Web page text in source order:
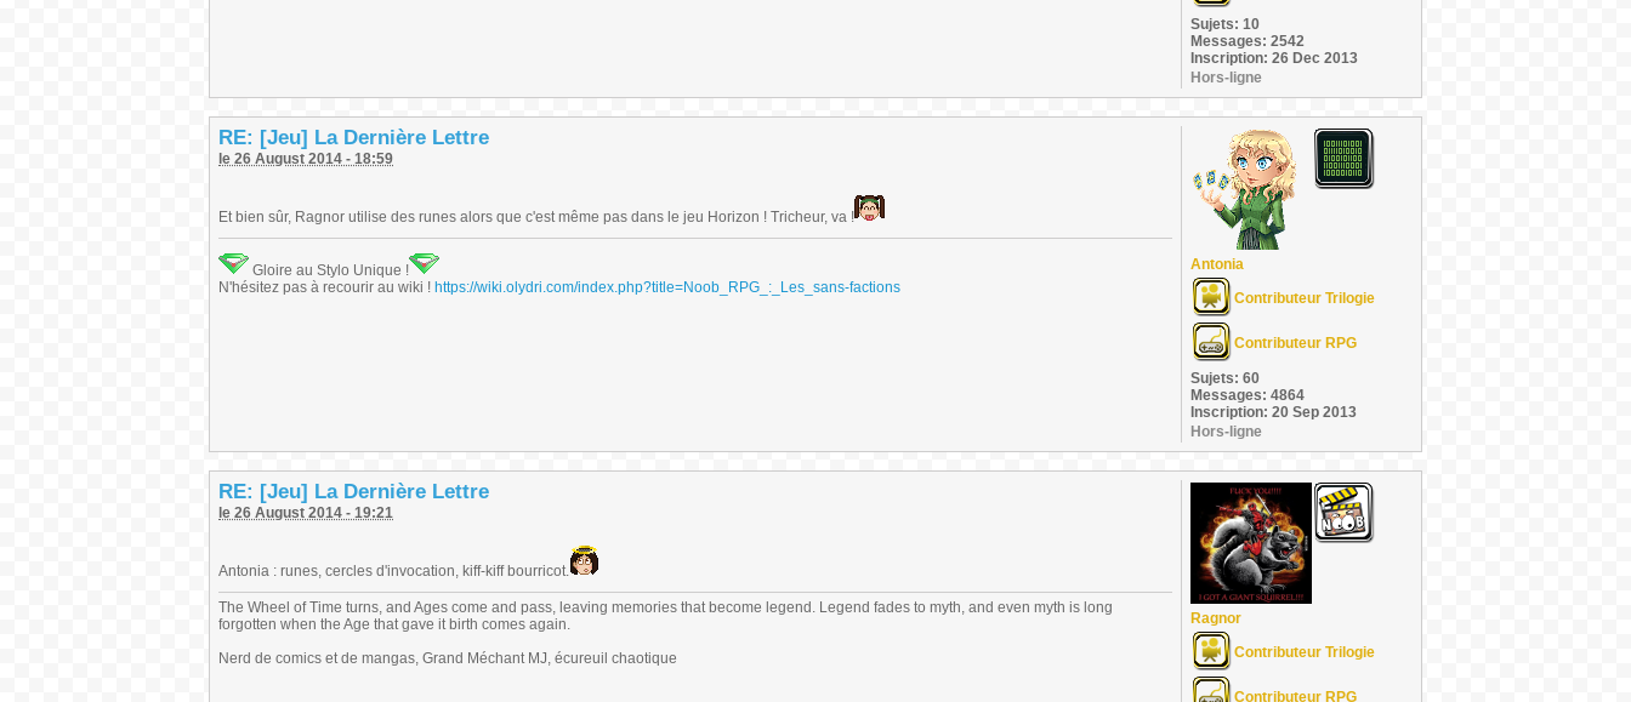
Sujets: 10
Messages: 2542
Inscription: 26 Dec 2013
Hors-ligne
RE: [Jeu] La Dernière Lettre
le 26 August 2014 - 18:59
Et bien sûr, Ragnor utilise des runes alors que c'est même pas dans le jeu Horizon ! Tricheur, va !
Gloire au Stylo Unique !
N'hésitez pas à recourir au wiki ! https://wiki.olydri.com/index.php?title=Noob_RPG_:_Les_sans-factions
Antonia
Contributeur Trilogie
Contributeur RPG
Sujets: 60
Messages: 4864
Inscription: 20 Sep 2013
Hors-ligne
RE: [Jeu] La Dernière Lettre
le 26 August 2014 - 19:21
Antonia : runes, cercles d'invocation, kiff-kiff bourricot.
The Wheel of Time turns, and Ages come and pass, leaving memories that become legend. Legend fades to myth, and even myth is long
forgotten when the Age that gave it birth comes again.
Nerd de comics et de mangas, Grand Méchant MJ, écureuil chaotique
Ragnor
Contributeur Trilogie
Contributeur RPG